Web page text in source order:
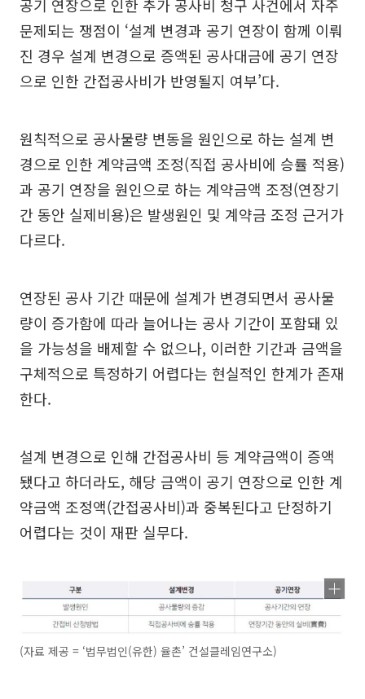
공기 연장으로 인한 추가 공사비 청구 사건에서 자주
문제되는 쟁점이 ‘설계 변경과 공기 연장이 함께 이뤄
진 경우 설계 변경으로 증액된 공사대금에 공기 연장
으로 인한 간접공사비가 반영될지 여부’다.
원칙적으로 공사물량 변동을 원인으로 하는 설계 변
경으로 인한 계약금액 조정(직접 공사비에 승률 적용)
과 공기 연장을 원인으로 하는 계약금액 조정(연장기
간 동안 실제비용)은 발생원인 및 계약금 조정 근거가
다르다.
연장된 공사 기간 때문에 설계가 변경되면서 공사물
량이 증가함에 따라 늘어나는 공사 기간이 포함돼 있
을 가능성을 배제할 수 없으나, 이러한 기간과 금액을
구체적으로 특정하기 어렵다는 현실적인 한계가 존재
한다.
설계 변경으로 인해 간접공사비 등 계약금액이 증액
됐다고 하더라도, 해당 금액이 공기 연장으로 인한 계
약금액 조정액(간접공사비)과 중복된다고 단정하기
어렵다는 것이 재판 실무다.
(자료 제공 = ‘법무법인(유한) 율촌’ 건설클레임연구소)